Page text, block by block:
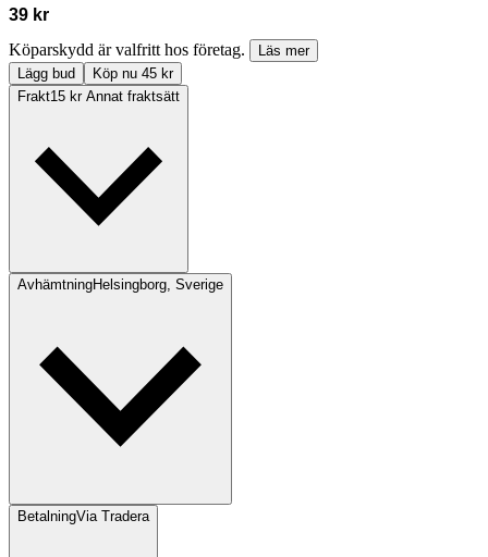
39 kr
Köparskydd är valfritt hos företag.
Läs mer
Lägg bud
Köp nu 45 kr
Frakt15 kr Annat fraktsätt
AvhämtningHelsingborg, Sverige
BetalningVia Tradera